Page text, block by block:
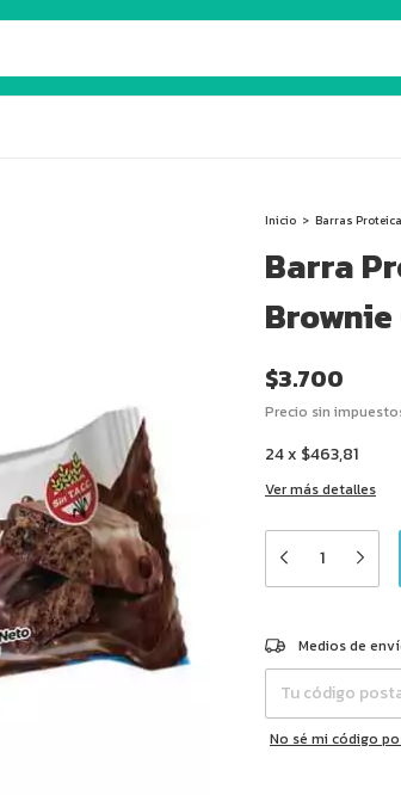
Inicio > Barras
Barra
Brownie
$3.700
Precio sin
24x $463,81
Ver más detalles
Entregas para el CP:
Medios de
No sé mi código